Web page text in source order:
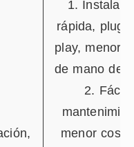
1.
rápida, plug-
play, menor
de mano de
2. Fácil
menor